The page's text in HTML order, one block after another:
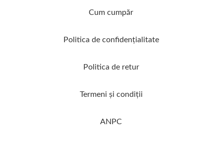
Cum cumpăr
Politica de confidenţialitate
Politica de retur
Termeni şi condiţii
ANPC